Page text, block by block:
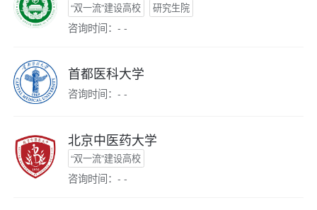
“双一流”建设高校 研究生院
咨询时间：- -
首都医科大学
咨询时间：- -
北京中医药大学
“双一流”建设高校
咨询时间：- -